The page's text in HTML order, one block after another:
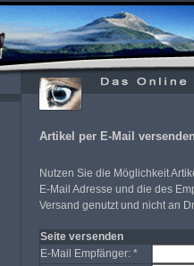
Artikel per E-Mail
Nutzen Sie die Möglichkeit
E-Mail Adresse und die des
Versand genutzt und nicht an
Seite versenden
E-Mail Empfänger: *